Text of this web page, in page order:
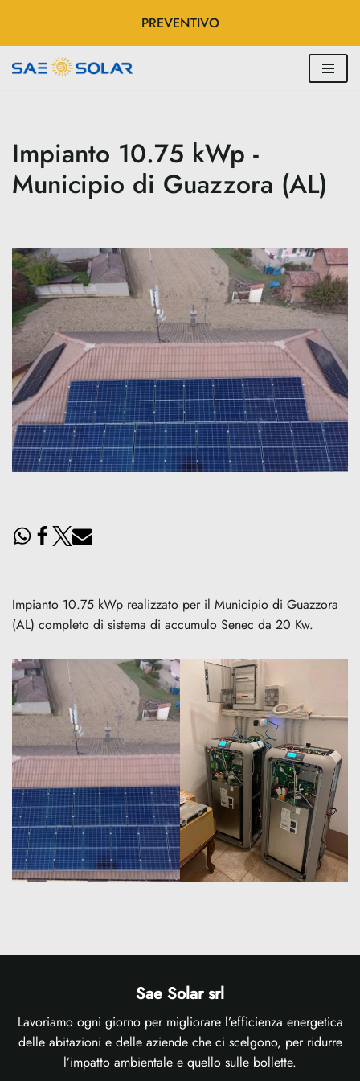
Vai
al
PREVENTIVO
Impianto 10.75 kWp -
Municipio di Guazzora (AL)
Impianto 10.75 kWp realizzato per il Municipio di Guazzora
(AL) completo di sistema di accumulo Senec da 20 Kw.
Sae Solar srl
Lavoriamo ogni giorno per migliorare l’efficienza energetica
delle abitazioni e delle aziende che ci scelgono, per ridurre
l’impatto ambientale e quello sulle bollette.